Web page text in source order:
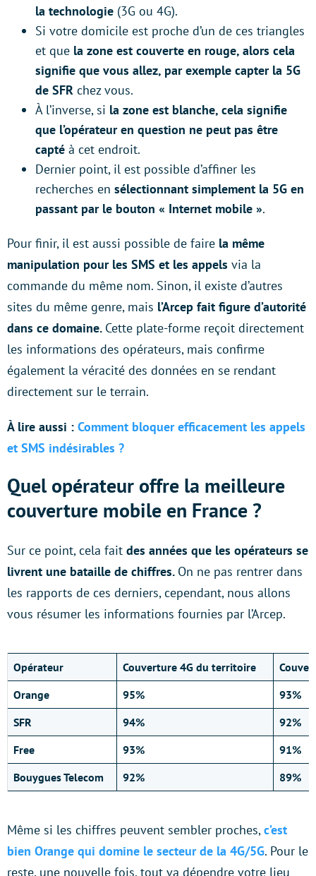
la technologie (3G ou 4G).
Si votre domicile est proche d’un de ces triangles
et que la zone est couverte en rouge, alors cela
signifie que vous allez, par exemple capter la 5G
de SFR chez vous.
À l’inverse, si la zone est blanche, cela signifie
que l’opérateur en question ne peut pas être
capté à cet endroit.
Dernier point, il est possible d’affiner les
recherches en sélectionnant simplement la 5G en
passant par le bouton « Internet mobile ».
Pour finir, il est aussi possible de faire la même
manipulation pour les SMS et les appels via la
commande du même nom. Sinon, il existe d’autres
sites du même genre, mais l’Arcep fait figure d’autorité
dans ce domaine. Cette plate-forme reçoit directement
les informations des opérateurs, mais confirme
également la véracité des données en se rendant
directement sur le terrain.
À lire aussi : Comment bloquer efficacement les appels
et SMS indésirables ?
Quel opérateur offre la meilleure
couverture mobile en France ?
Sur ce point, cela fait des années que les opérateurs se
livrent une bataille de chiffres. On ne pas rentrer dans
les rapports de ces derniers, cependant, nous allons
vous résumer les informations fournies par l’Arcep.
Opérateur Couverture 4G du territoire
Orange
95%
93%
SFR
94%
92%
Free
93%
91%
Bouygues Telecom
92% 89%
Même si les chiffres peuvent sembler proches,c’est
bien Orange qui domine le secteur de la 4G/5G. Pour le
reste, une nouvelle fois, tout va dépendre votre lieu